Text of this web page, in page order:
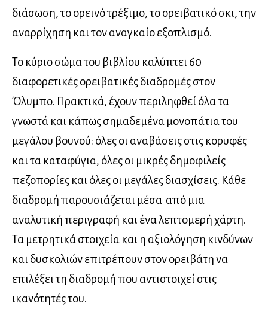
διάσωση, το ορεινό τρέξιμο, το ορειβατικό σκι, την
αναρρίχηση και τον αναγκαίο εξοπλισμό.
Το κύριο σώμα του βιβλίου καλύπτει 60
διαφορετικές ορειβατικές διαδρομές στον
Όλυμπο. Πρακτικά, έχουν περιληφθεί όλα τα
γνωστά και κάπως σημαδεμένα μονοπάτια του
μεγάλου βουνού: όλες οι αναβάσεις στις κορυφές
και τα καταφύγια, όλες οι μικρές δημοφιλείς
πεζοπορίες και όλες οι μεγάλες διασχίσεις. Κάθε
διαδρομή παρουσιάζεται μέσα από μια
αναλυτική περιγραφή και ένα λεπτομερή χάρτη.
Τα μετρητικά στοιχεία και η αξιολόγηση κινδύνων
και δυσκολιών επιτρέπουν στον ορειβάτη να
επιλέξει τη διαδρομή που αντιστοιχεί στις
ικανότητές του.